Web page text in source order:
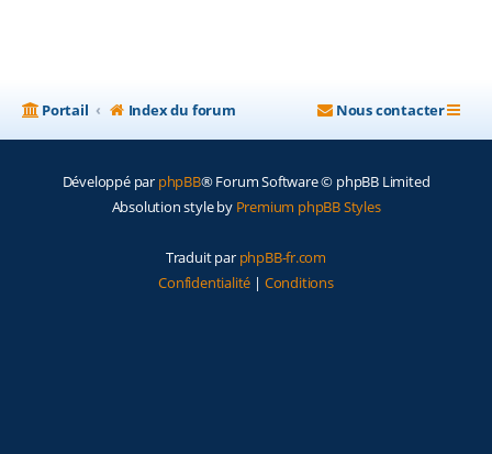
Portail Index du forum Nous contacter
Développé par phpBB® Forum Software © phpBB Limited
Absolution style by Premium phpBB Styles
Traduit par phpBB-fr.com
Confidentialité | Conditions